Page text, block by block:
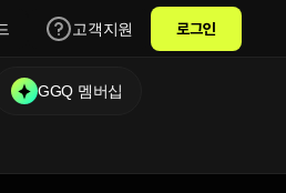
고객지원 로그인
GGQ 멤버십